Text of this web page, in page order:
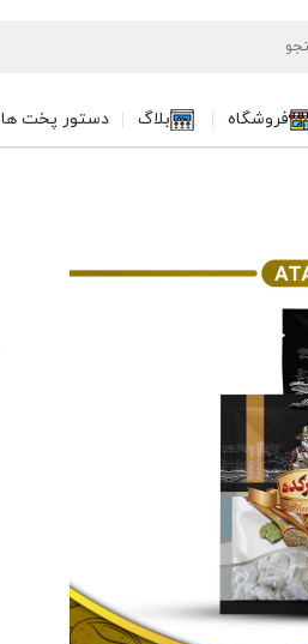
فروشگاه بلاگ دستور پخت ها